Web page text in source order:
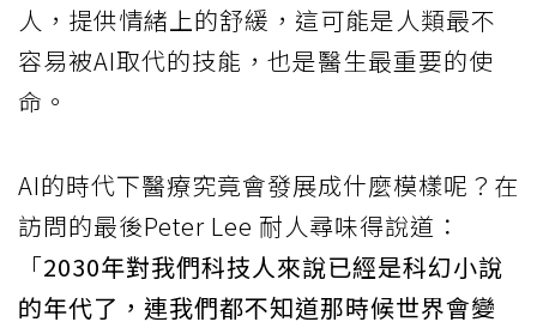
人，提供情緒上的舒緩，這可能是人類最不
容易被AI取代的技能，也是醫生最重要的使
命。
AI的時代下醫療究竟會發展成什麼模樣呢？在
訪問的最後Peter Lee 耐人尋味得說道：
「2030年對我們科技人來說已經是科幻小說
的年代了，連我們都不知道那時候世界會變